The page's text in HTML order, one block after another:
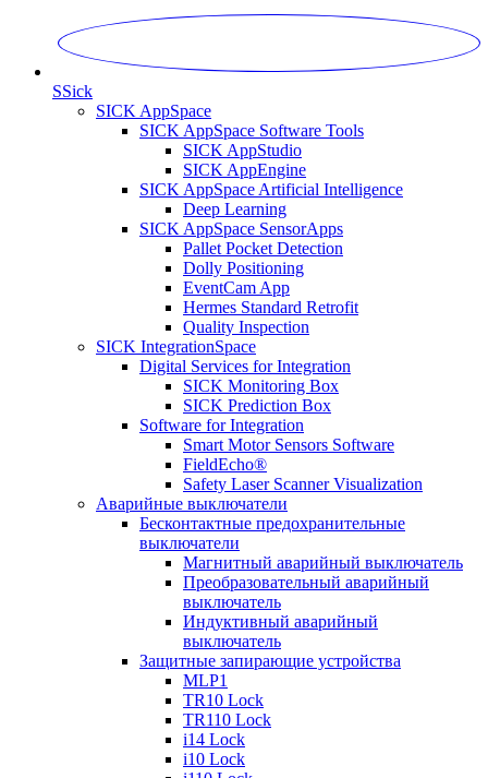
SSick
SICK AppSpace
SICK AppSpace Software Tools
SICK AppStudio
SICK AppEngine
SICK AppSpace Artificial Intelligence
Deep Learning
SICK AppSpace SensorApps
Pallet Pocket Detection
Dolly Positioning
EventCam App
Hermes Standard Retrofit
Quality Inspection
SICK IntegrationSpace
Digital Services for Integration
SICK Monitoring Box
SICK Prediction Box
Software for Integration
Smart Motor Sensors Software
FieldEcho®
Safety Laser Scanner Visualization
Аварийные выключатели
Бесконтактные предохранительные
выключатели
Магнитный аварийный выключатель
Преобразовательный аварийный
выключатель
Индуктивный аварийный
выключатель
Защитные запирающие устройства
MLP1
TR10 Lock
TR110 Lock
i14 Lock
i10 Lock